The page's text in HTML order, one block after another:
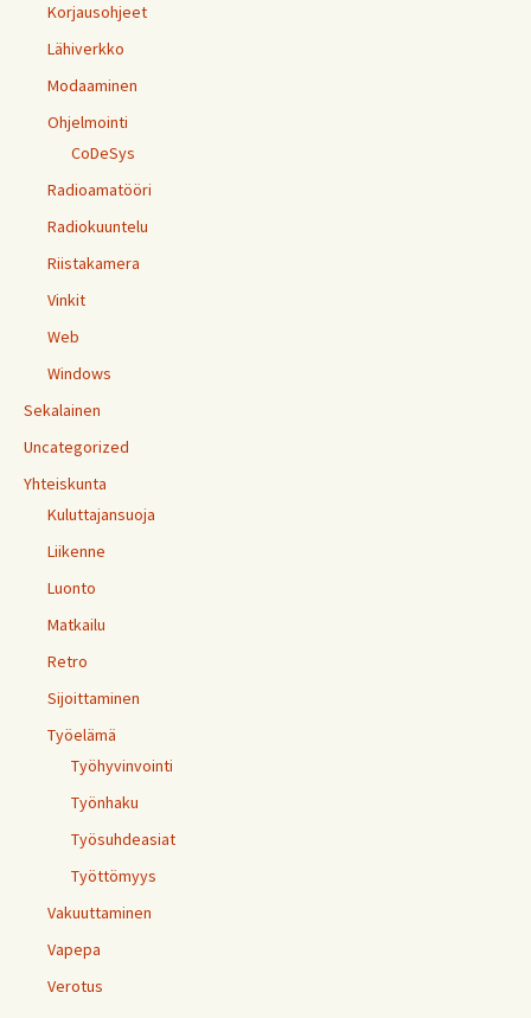
Korjausohjeet
Lähiverkko
Modaaminen
Ohjelmointi
CoDeSys
Radioamatööri
Radiokuuntelu
Riistakamera
Vinkit
Web
Windows
Sekalainen
Uncategorized
Yhteiskunta
Kuluttajansuoja
Liikenne
Luonto
Matkailu
Retro
Sijoittaminen
Työelämä
Työhyvinvointi
Työnhaku
Työsuhdeasiat
Työttömyys
Vakuuttaminen
Vapepa
Verotus